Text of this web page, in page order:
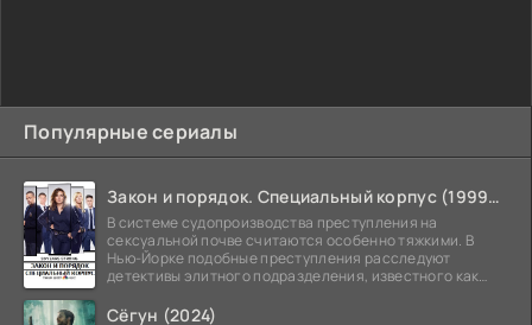
Популярные сериалы
Закон и порядок. Специальный корпус (1999-2026)
В системе судопроизводства преступления на
сексуальной почве считаются особенно тяжкими. В
Нью-Йорке подобные преступления расследуют
детективы элитного подразделения, известного как
Сёгун (2024)